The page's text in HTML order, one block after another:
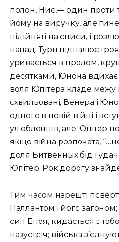
полон, Нис,— один проти
йому на виручку, але
підійняті на списи, і
напад. Турн підпалює
уривається в пролом,
десятками, Юнона вдихає
воля Юпітера кладе межу
схвильовані, Венера і
одного в новій війні і
улюбленців, але Юпітер
якщо війна розпочата,
доля Битвенных бід і
Юпітер. Рок дорогу
Тим часом нарешті
Паллантом і його
син Енея, кидається з
назустріч; війська